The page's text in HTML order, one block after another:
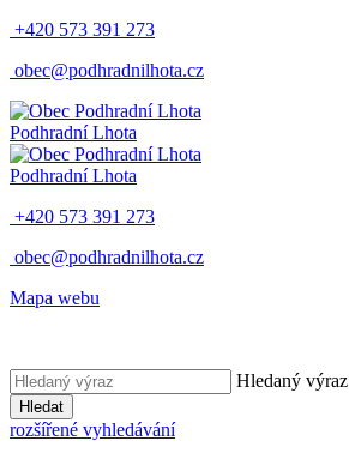
+420 573 391 273
obec@podhradnilhota.cz
Podhradní Lhota
Podhradní Lhota
+420 573 391 273
obec@podhradnilhota.cz
Mapa webu
Hledaný výraz
Hledat
rozšířené vyhledávání